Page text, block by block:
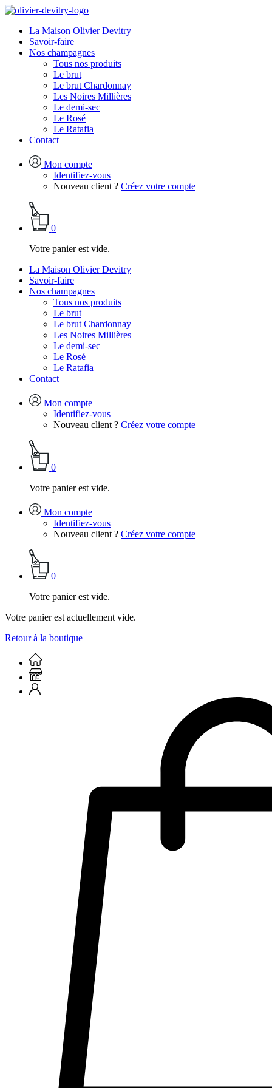
La Maison Olivier Devitry
Savoir-faire
Nos champagnes
Tous nos produits
Le brut
Le brut Chardonnay
Les Noires Millières
Le demi-sec
Le Rosé
Le Ratafia
Contact
Mon compte
Identifiez-vous
Nouveau client ? Créez votre compte
0
Votre panier est vide.
La Maison Olivier Devitry
Savoir-faire
Nos champagnes
Tous nos produits
Le brut
Le brut Chardonnay
Les Noires Millières
Le demi-sec
Le Rosé
Le Ratafia
Contact
Mon compte
Identifiez-vous
Nouveau client ? Créez votre compte
0
Votre panier est vide.
Mon compte
Identifiez-vous
Nouveau client ? Créez votre compte
0
Votre panier est vide.
Votre panier est actuellement vide.
Retour à la boutique